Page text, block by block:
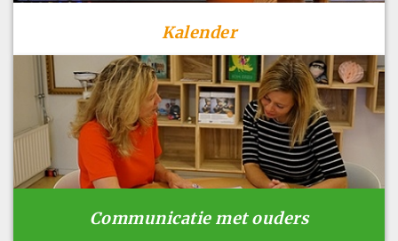
Kalender
Communicatie met ouders